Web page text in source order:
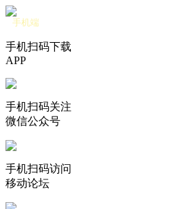
手机端
手机扫码下载
APP
手机扫码关注
微信公众号
手机扫码访问
移动论坛